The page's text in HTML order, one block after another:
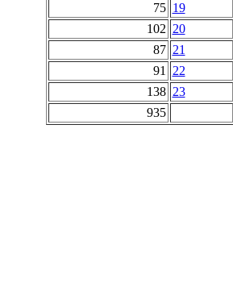
75 19
102 20
87 21
91
22
138 23
935